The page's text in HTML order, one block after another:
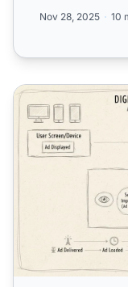
Nov 28, 2025 10
Como as